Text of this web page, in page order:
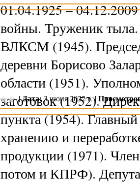
01.04.1925 –
войны. Труженик тыла.
ВЛКСМ (1945).
деревни Борисово
области (1951).
заготовок (1952).
пункта (1954). Главный
хранению и
продукции (1971).
потом и КПРФ).
|Дата:3 июня 2022 г. |